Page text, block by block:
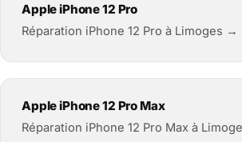
Apple iPhone 12 Pro
Réparation iPhone 12 Pro à Limoges →
Apple iPhone 12 Pro Max
Réparation iPhone 12 Pro Max à